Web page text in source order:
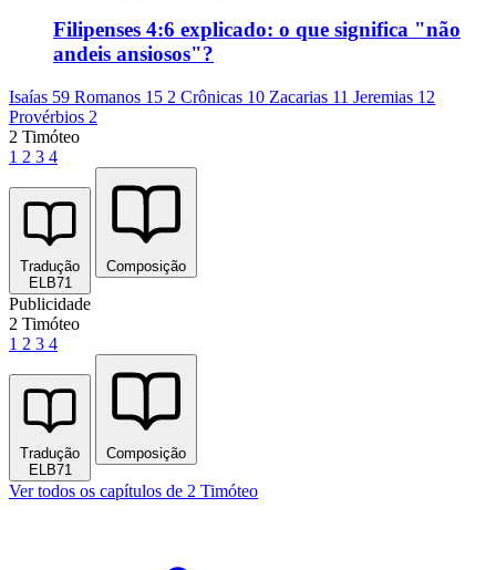
Filipenses 4:6 explicado: o que significa "não
andeis ansiosos"?
Isaías 59 Romanos 15 2 Crônicas 10 Zacarias 11 Jeremias 12
Provérbios 2
2 Timóteo
1 2 3 4
Tradução
ELB71
Composição
Publicidade
2 Timóteo
1 2 3 4
Tradução
ELB71
Composição
Ver todos os capítulos de 2 Timóteo